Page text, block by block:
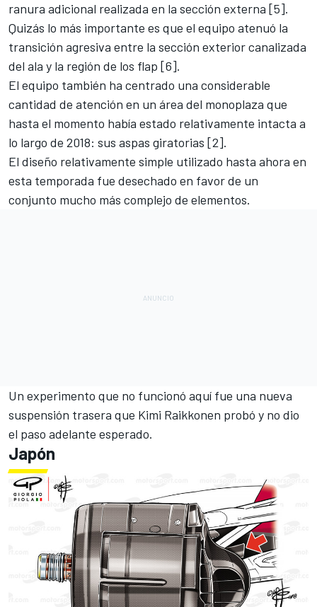
ranura adicional realizada en la sección externa [5].
Quizás lo más importante es que el equipo atenuó la
transición agresiva entre la sección exterior canalizada
del ala y la región de los flap [6].
El equipo también ha centrado una considerable
cantidad de atención en un área del monoplaza que
hasta el momento había estado relativamente intacta a
lo largo de 2018: sus aspas giratorias [2].
El diseño relativamente simple utilizado hasta ahora en
esta temporada fue desechado en favor de un
conjunto mucho más complejo de elementos.
Un experimento que no funcionó aquí fue una nueva
suspensión trasera que Kimi Raikkonen probó y no dio
el paso adelante esperado.
Japón